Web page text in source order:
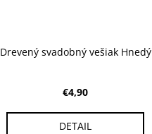
Drevený svadobný vešiak Hnedý
€4,90
DETAIL